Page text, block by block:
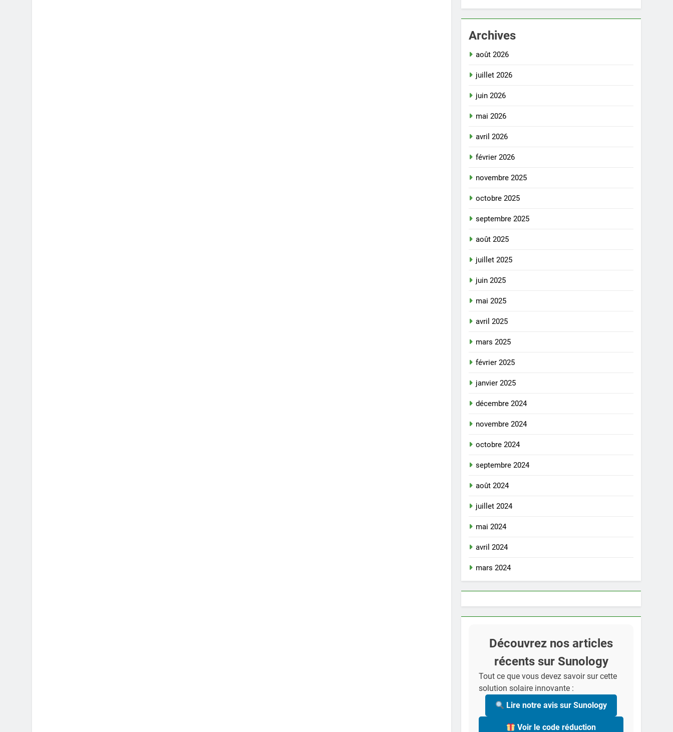
Archives
août 2026
juillet 2026
juin 2026
mai 2026
avril 2026
février 2026
novembre 2025
octobre 2025
septembre 2025
août 2025
juillet 2025
juin 2025
mai 2025
avril 2025
mars 2025
février 2025
janvier 2025
décembre 2024
novembre 2024
octobre 2024
septembre 2024
août 2024
juillet 2024
mai 2024
avril 2024
mars 2024
Découvrez nos articles
récents sur Sunology
Tout ce que vous devez savoir sur cette
solution solaire innovante :
Lire notre avis sur Sunology
Voir le code réduction